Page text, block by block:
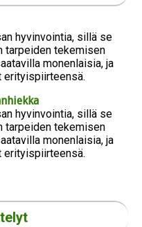
hyvinvointia, sillä se
tarpeiden tekemisen
monenlaisia, ja
erityispiirteensä.
hyvinvointia, sillä se
tarpeiden tekemisen
monenlaisia, ja
erityispiirteensä.